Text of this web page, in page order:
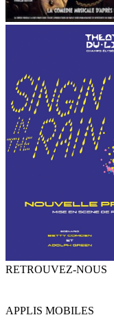
RETROUVEZ-NOUS
APPLIS MOBILES